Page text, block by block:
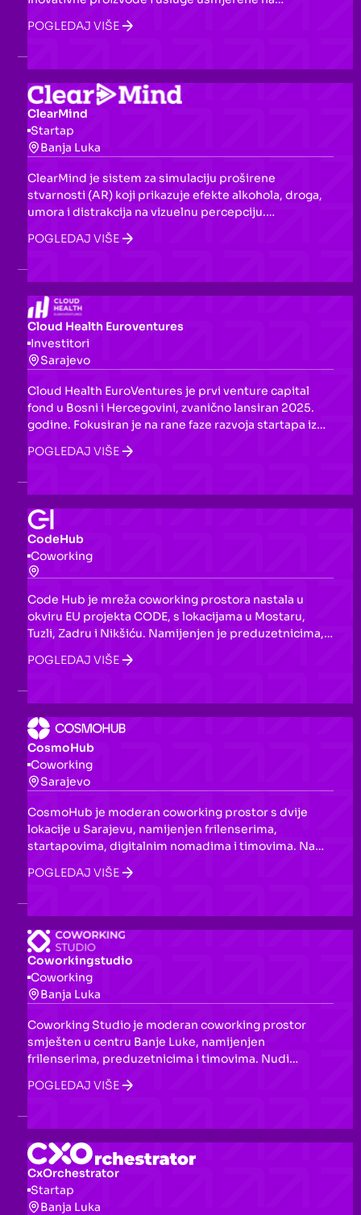
promociju održive energije, s ciljem smanjenja
ugljeničnog otiska i unapređenja zelenih tehnologija.
POGLEDAJ VIŠE
ClearMind
Startap
Banja Luka
ClearMind je sistem za simulaciju proširene
stvarnosti (AR) koji prikazuje efekte alkohola, droga,
umora i distrakcija na vizuelnu percepciju.
Namijenjen je obrazovnim ustanovama, industrijama i
zdravstvenim organizacijama s ciljem promovisanja
POGLEDAJ VIŠE
Cloud Health Euroventures
Investitori
Sarajevo
Cloud Health EuroVentures je prvi venture capital
fond u Bosni i Hercegovini, zvanično lansiran 2025.
godine. Fokusiran je na rane faze razvoja startapa iz
oblasti digitalnog zdravstva, vještačke inteligencije i
nauka o životu u jugoistočnoj Evropi, s ciljem
stvaranja prvog BiH unicorna.
POGLEDAJ VIŠE
CodeHub
Coworking
Code Hub je mreža coworking prostora nastala u
okviru EU projekta CODE, s lokacijama u Mostaru,
Tuzli, Zadru i Nikšiću. Namijenjen je preduzetnicima,
startapovima, frilenserima, studentima i IT
stručnjacima, nudeći opremljene radne prostore,
POGLEDAJ VIŠE
CosmoHub
Coworking
Sarajevo
CosmoHub je moderan coworking prostor s dvije
lokacije u Sarajevu, namijenjen frilenserima,
startapovima, digitalnim nomadima i timovima. Na
površini od 500 m² nudi hot deskove, fiksne stolove,
konferencijske sale, virtuelne kancelarije i pristup
POGLEDAJ VIŠE
Coworkingstudio
Coworking
Banja Luka
Coworking Studio je moderan coworking prostor
smješten u centru Banje Luke, namijenjen
frilenserima, preduzetnicima i timovima. Nudi
fleksibilne planove članstva, brzi Starlink internet,
konferencijsku salu, podcast studio i besplatnu
produktivan rad i networking.
POGLEDAJ VIŠE
CxOrchestrator
Startap
Banja Luka